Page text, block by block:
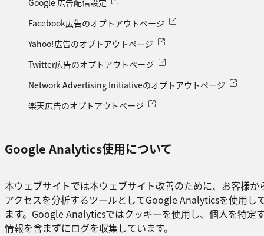
Facebook広告のオプトアウトページ
Yahoo!広告のオプトアウトページ
Twitter広告のオプトアウトページ
Network Advertising Initiativeのオプトアウトページ
楽天広告のオプトアウトページ
Google Analytics使用について
本ウェブサイトでは本ウェブサイト改善のために、お客様か
アクセスを分析するツールとしてGoogle Analyticsを使用し
ます。Google Analyticsではクッキーを使用し、個人を特定
情報を含まずにログを収集しています。